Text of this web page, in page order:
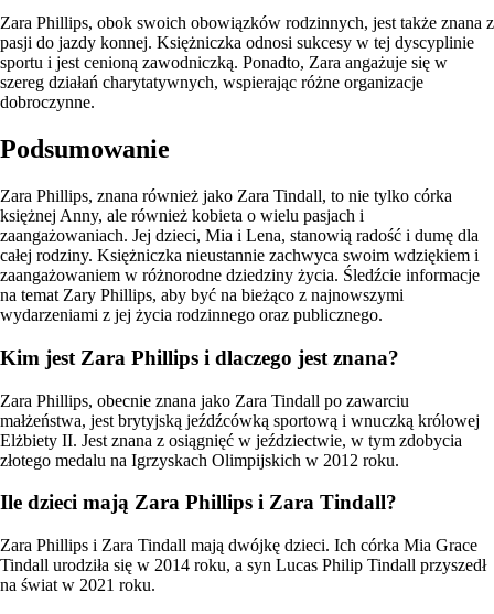
Zara Phillips, obok swoich obowiązków rodzinnych, jest także znana z
pasji do jazdy konnej. Księżniczka odnosi sukcesy w tej dyscyplinie
sportu i jest cenioną zawodniczką. Ponadto, Zara angażuje się w
szereg działań charytatywnych, wspierając różne organizacje
dobroczynne.
Podsumowanie
Zara Phillips, znana również jako Zara Tindall, to nie tylko córka
księżnej Anny, ale również kobieta o wielu pasjach i
zaangażowaniach. Jej dzieci, Mia i Lena, stanowią radość i dumę dla
całej rodziny. Księżniczka nieustannie zachwyca swoim wdziękiem i
zaangażowaniem w różnorodne dziedziny życia. Śledźcie informacje
na temat Zary Phillips, aby być na bieżąco z najnowszymi
wydarzeniami z jej życia rodzinnego oraz publicznego.
Kim jest Zara Phillips i dlaczego jest znana?
Zara Phillips, obecnie znana jako Zara Tindall po zawarciu
małżeństwa, jest brytyjską jeźdźcówką sportową i wnuczką królowej
Elżbiety II. Jest znana z osiągnięć w jeździectwie, w tym zdobycia
złotego medalu na Igrzyskach Olimpijskich w 2012 roku.
Ile dzieci mają Zara Phillips i Zara Tindall?
Zara Phillips i Zara Tindall mają dwójkę dzieci. Ich córka Mia Grace
Tindall urodziła się w 2014 roku, a syn Lucas Philip Tindall przyszedł
na świat w 2021 roku.